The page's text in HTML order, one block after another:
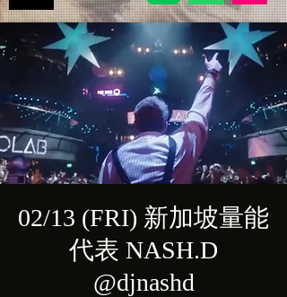
02/13 (FRI) 新加坡量能
代表 NASH.D
@djnashd